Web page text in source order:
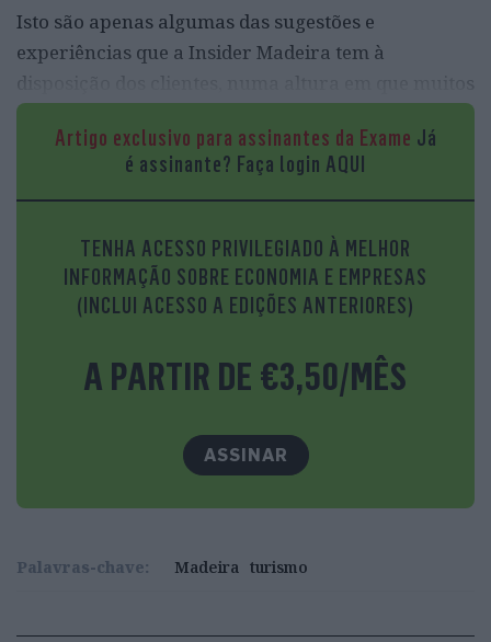
Isto são apenas algumas das sugestões e
experiências que a Insider Madeira tem à
disposição dos clientes, numa altura em que muitos
acusam o arquipélago de ter perdido o encanto de
“Pérola do Atlântico” por causa do turismo
massificado.
Artigo exclusivo para assinantes da Exame Já
é assinante? Faça login AQUI
TENHA ACESSO PRIVILEGIADO À MELHOR
INFORMAÇÃO SOBRE ECONOMIA E EMPRESAS
(INCLUI ACESSO A EDIÇÕES ANTERIORES)
A PARTIR DE €3,50/MÊS
ASSINAR
Palavras-chave: Madeira turismo